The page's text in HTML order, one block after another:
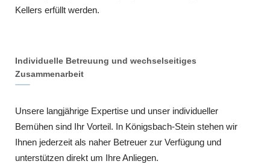
Kellers erfüllt werden.
Individuelle Betreuung und wechselseitiges
Zusammenarbeit
Unsere langjährige Expertise und unser individueller
Bemühen sind Ihr Vorteil. In Königsbach-Stein stehen wir
Ihnen jederzeit als naher Betreuer zur Verfügung und
unterstützen direkt um Ihre Anliegen.